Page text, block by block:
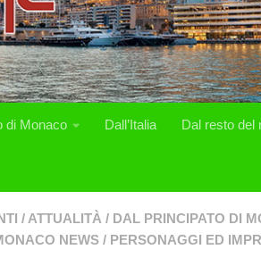
di Monaco Dall’Italia Dal resto del
/ ATTUALITÀ / DAL PRINCIPATO DI
NEWS / PERSONAGGI ED